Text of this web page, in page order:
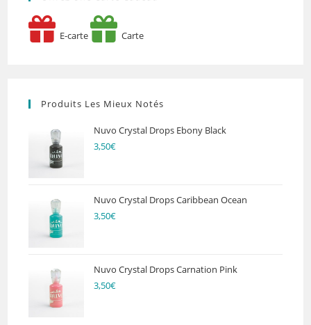
E-carte Carte
Produits Les Mieux Notés
Nuvo Crystal Drops Ebony Black
3,50€
Nuvo Crystal Drops Caribbean Ocean
3,50€
Nuvo Crystal Drops Carnation Pink
3,50€